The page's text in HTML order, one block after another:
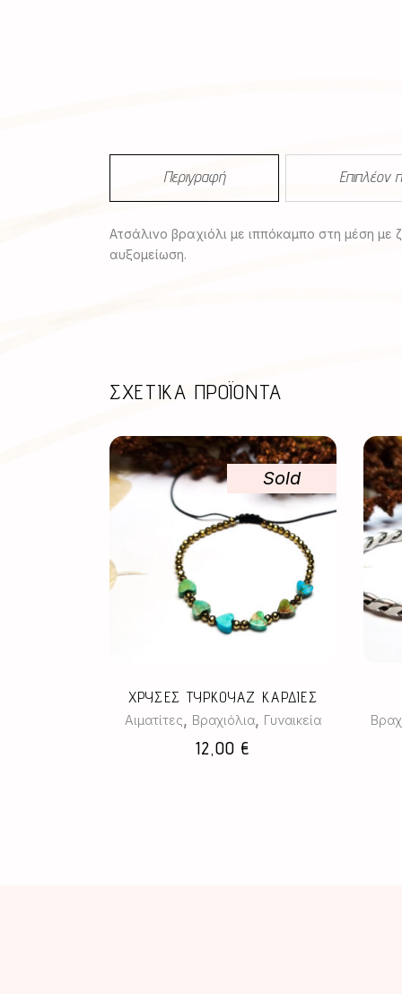
Περιγραφή Επιπλέον
Ατσάλινο βραχιόλι με ιππόκαμπο στη μέση με
αυξομείωση.
ΣΧΕΤΙΚΆ ΠΡΟΪΌΝΤΑ
Sold
ΧΡΥΣΕΣ ΤΥΡΚΟΥΑΖ ΚΑΡΔΙΕΣ
Αιματίτες Βραχιόλια, Γυναικεία
12,00€